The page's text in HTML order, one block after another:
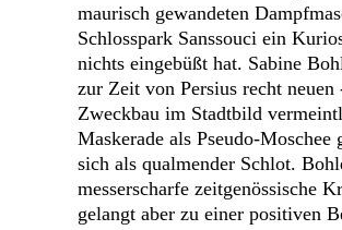
maurisch gewandeten
Schlosspark Sanssouci ein
nichts eingebüßt hat. Sabine
zur Zeit von Persius recht
Zweckbau im Stadtbild
Maskerade als Pseudo-
sich als qualmender Schlot.
messerscharfe zeitgenössische
gelangt aber zu einer positiven